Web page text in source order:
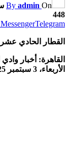
By admin On
448
Telegram
القطار الحادي
القاهرة: أخبار وادي
الأربعاء، 3 سبتمبر 2025